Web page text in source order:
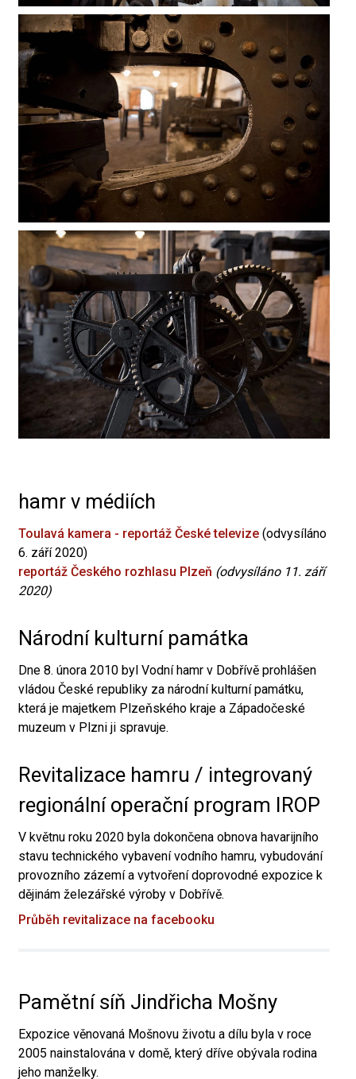
hamr v médiích
Toulavá kamera - reportáž České televize (odvysíláno
6. září 2020)
reportáž Českého rozhlasu Plzeň (odvysíláno 11. září
2020)
Národní kulturní památka
Dne 8. února 2010 byl Vodní hamr v Dobřívě prohlášen
vládou České republiky za národní kulturní památku,
která je majetkem Plzeňského kraje a Západočeské
muzeum v Plzni ji spravuje.
Revitalizace hamru / integrovaný
regionální operační program IROP
V květnu roku 2020 byla dokončena obnova havarijního
stavu technického vybavení vodního hamru, vybudování
provozního zázemí a vytvoření doprovodné expozice k
dějinám železářské výroby v Dobřívě.
Průběh revitalizace na facebooku
Pamětní síň Jindřicha Mošny
Expozice věnovaná Mošnovu životu a dílu byla v roce
2005 nainstalována v domě, který dříve obývala rodina
jeho manželky.